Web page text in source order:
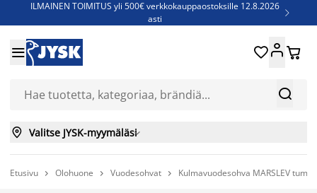
ILMAINEN TOIMITUS yli 500€ verkkokauppaostoksille 12.8.2026
asti

Jenkkisänkyjä - Säästä jopa 60%


 
 Valitse JYSK-myymäläsi
Etusivu  Olohuone  Vuodesohvat  Kulmavuodesohva MARSLEV